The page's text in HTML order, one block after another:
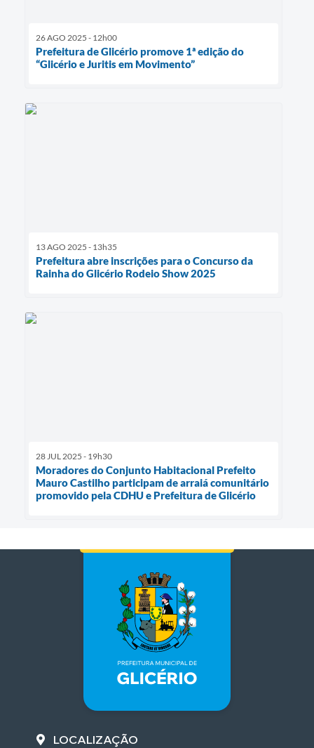
26 AGO 2025 - 12h00
Prefeitura de Glicério promove 1ª edição do
“Glicério e Juritis em Movimento”
13 AGO 2025 - 13h35
Prefeitura abre inscrições para o Concurso da
Rainha do Glicério Rodeio Show 2025
28 JUL 2025 - 19h30
Moradores do Conjunto Habitacional Prefeito
Mauro Castilho participam de arraiá comunitário
promovido pela CDHU e Prefeitura de Glicério
LOCALIZAÇÃO